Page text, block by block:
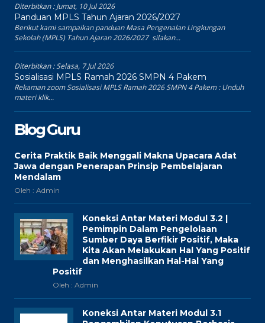
Diterbitkan :Jumat, 10 Jul 2026
Panduan MPLS Tahun Ajaran 2026/2027
Berikut kami sampaikan panduan Masa Pengenalan Lingkungan
Sekolah (MPLS) Tahun Ajaran 2026/2027 silakan...
Diterbitkan :Selasa, 7 Jul 2026
Sosialisasi MPLS Ramah 2026 SMPN 4 Pakem
Rekaman zoom Sosialisasi MPLS Ramah 2026 SMPN 4 Pakem : Unduh
materi klik...
Blog Guru
Cerita Praktik Baik Menggali Makna Upacara Adat
Jawa dengan Penerapan Prinsip Pembelajaran
Mendalam
Oleh : Admin
Koneksi Antar Materi Modul 3.2 |
Pemimpin Dalam Pengelolaan
Sumber Daya Berfikir Positif, Maka
Kita Akan Melakukan Hal Yang Positif
dan Menghasilkan Hal-Hal Yang
Positif
Oleh : Admin
Koneksi Antar Materi Modul 3.1